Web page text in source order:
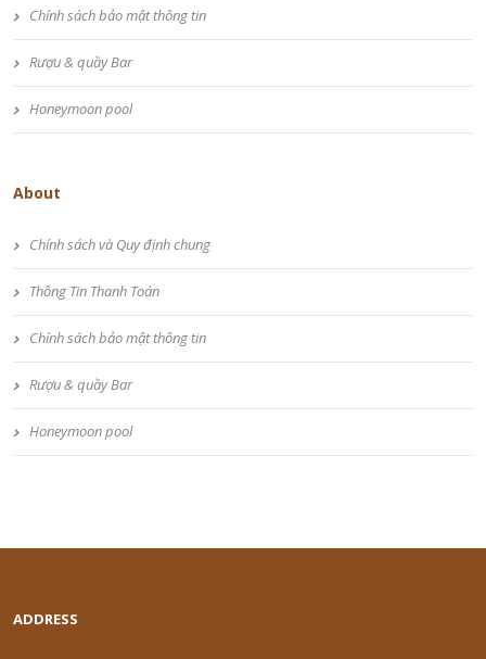
Chính sách bảo mật thông tin
Rượu & quầy Bar
Honeymoon pool
About
Chính sách và Quy định chung
Thông Tin Thanh Toán
Chính sách bảo mật thông tin
Rượu & quầy Bar
Honeymoon pool
ADDRESS